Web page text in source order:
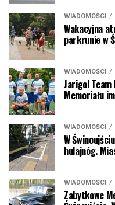
WIADOMOŚCI
Wakacyjna
parkrunie w
WIADOMOŚCI
Jarigol Team
Memoriału
WIADOMOŚCI
W
hulajnóg.
WIADOMOŚCI
Zabytkowe